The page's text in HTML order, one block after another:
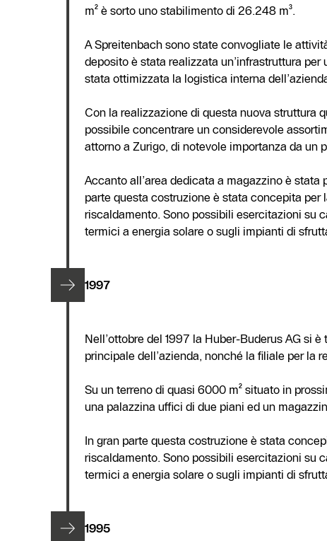
m² è sorto uno stabilimento di 26.248 m³.
A Spreitenbach sono state convogliate le
deposito è stata realizzata un’infrastruttura
stata ottimizzata la logistica interna
Con la realizzazione di questa nuova struttura
possibile concentrare un considerevole
attorno a Zurigo, di notevole importanza da un
Accanto all’area dedicata a magazzino è
parte questa costruzione è stata concepita
riscaldamento. Sono possibili esercitazioni su
termici a energia solare o sugli impianti di
1997
Nell’ottobre del 1997 la Huber-Buderus AG si
principale dell’azienda, nonché la filiale per la
Su un terreno di quasi 6000 m² situato in
una palazzina uffici di due piani ed un
In gran parte questa costruzione è stata
riscaldamento. Sono possibili esercitazioni su
termici a energia solare o sugli impianti di
1995